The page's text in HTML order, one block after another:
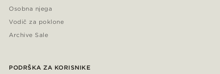
Osobna njega
Vodič za poklone
Archive Sale
PODRŠKA ZA KORISNIKE